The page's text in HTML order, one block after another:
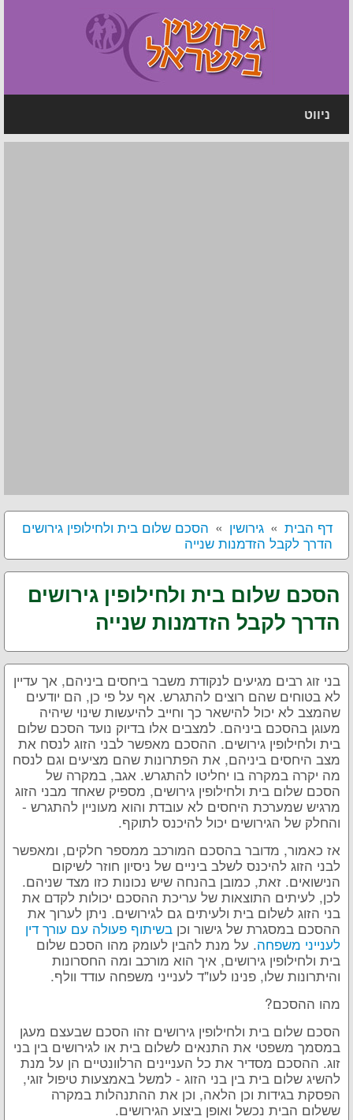
ניווט
דף הבית גירושין
הסכם שלום בית ולחילופין גירושים
הדרך לקבל הזדמנות שנייה
הסכם שלום בית ולחילופין גירושים
הדרך לקבל הזדמנות שנייה
בני זוג רבים מגיעים לנקודת משבר ביחסים ביניהם, אך עדיין
לא בטוחים שהם רוצים להתגרש. אף על פי כן, הם יודעים
שהמצב לא יכול להישאר כך וחייב להיעשות שינוי שיהיה
מעוגן בהסכם ביניהם. למצבים אלו בדיוק נועד הסכם שלום
בית ולחילופין גירושים. ההסכם מאפשר לבני הזוג לנסח את
מצב היחסים ביניהם, את הפתרונות שהם מציעים וגם לנסח
מה יקרה במקרה בו יחליטו להתגרש. אגב, במקרה של
הסכם שלום בית ולחילופין גירושים, מספיק שאחד מבני הזוג
מרגיש שמערכת היחסים לא עובדת והוא מעוניין להתגרש -
והחלק של הגירושים יכול להיכנס לתוקף.
אז כאמור, מדובר בהסכם המורכב ממספר חלקים, ומאפשר
לבני הזוג להיכנס לשלב ביניים של ניסיון חוזר לשיקום
הנישואים. זאת, כמובן בהנחה שיש נכונות כזו מצד שניהם.
לכן, לעיתים התוצאות של עריכת ההסכם יכולות לקדם את
בני הזוג לשלום בית ולעיתים גם לגירושים. ניתן לערוך את
ההסכם במסגרת של גישור וכן בשיתוף פעולה עם עורך דין
לענייני משפחה. על מנת להבין לעומק מהו הסכם שלום
בית ולחילופין גירושים, איך הוא מורכב ומה החסרונות
והיתרונות שלו, פנינו לעו"ד לענייני משפחה עודד וולף.
מהו ההסכם?
הסכם שלום בית ולחילופין גירושים זהו הסכם שבעצם מעגן
במסמך משפטי את התנאים לשלום בית או לגירושים בין בני
זוג. ההסכם מסדיר את כל העניינים הרלוונטיים הן על מנת
להשיג שלום בית בין בני הזוג - למשל באמצעות טיפול זוגי,
הפסקת בגידות וכן הלאה, וכן את ההתנהלות במקרה
ששלום הבית נכשל ואופן ביצוע הגירושים.